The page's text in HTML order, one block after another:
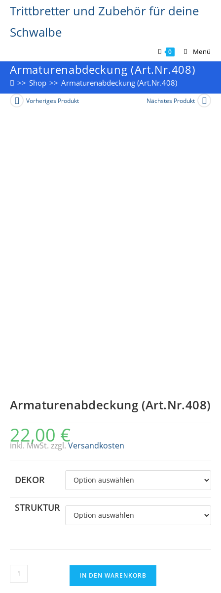
Inhalt
springen
Trittbretter und Zubehör für deine
Schwalbe
0 Menü
Armaturenabdeckung (Art.Nr.408)
>> Shop >> Armaturenabdeckung (Art.Nr.408)
Vorheriges Produkt Nächstes Produkt
Armaturenabdeckung (Art.Nr.408)
22,00 €
inkl. MwSt. zzgl.Versandkosten
DEKOR
STRUKTUR
Armaturenabdeckung
(Art.Nr.408)
Menge
IN DEN WARENKORB